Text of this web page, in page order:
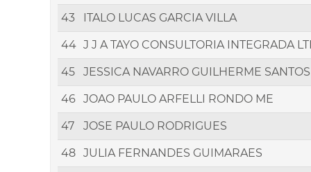
43 ITALO LUCAS GARCIA VILLA
44 J J A TAYO CONSULTORIA INTEGRADA
45 JESSICA NAVARRO GUILHERME SANTOS
46 JOAO PAULO ARFELLI RONDO ME
47 JOSE PAULO RODRIGUES
48 JULIA FERNANDES GUIMARAES